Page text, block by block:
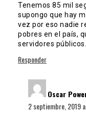
Tenemos 85 mil
supongo que hay
vez por eso nadie
pobres en el país,
servidores públicos.
Responder
Oscar
2 septiembre, 2019